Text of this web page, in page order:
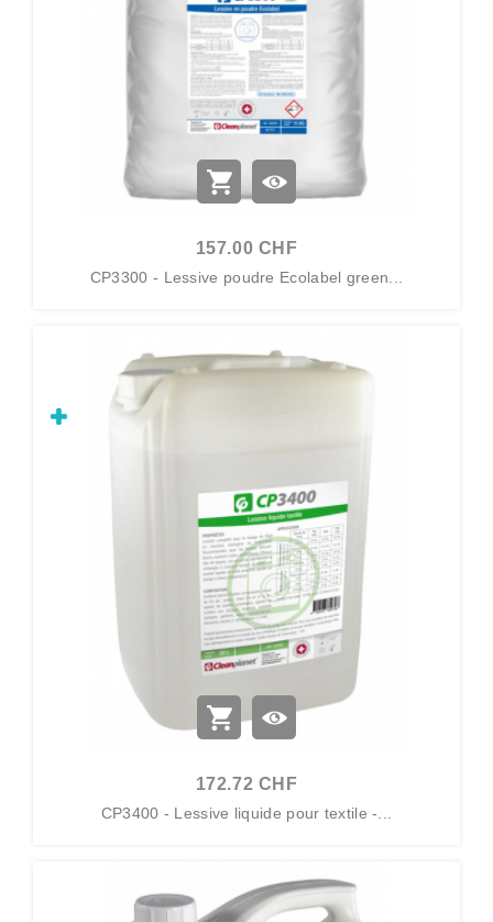
157.00 CHF
CP3300 - Lessive poudre Ecolabel green...
172.72 CHF
CP3400 - Lessive liquide pour textile -...